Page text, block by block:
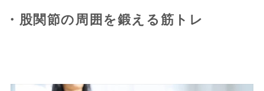
・股関節の周囲を鍛える筋トレ